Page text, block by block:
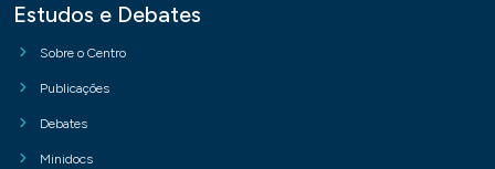
Estudos e Debates
Sobre o Centro
Publicações
Debates
Minidocs